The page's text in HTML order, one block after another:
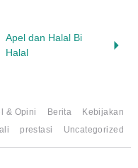
Apel dan Halal Bi
Halal
& Opini Berita
Kebijakan
prestasi Uncategorized